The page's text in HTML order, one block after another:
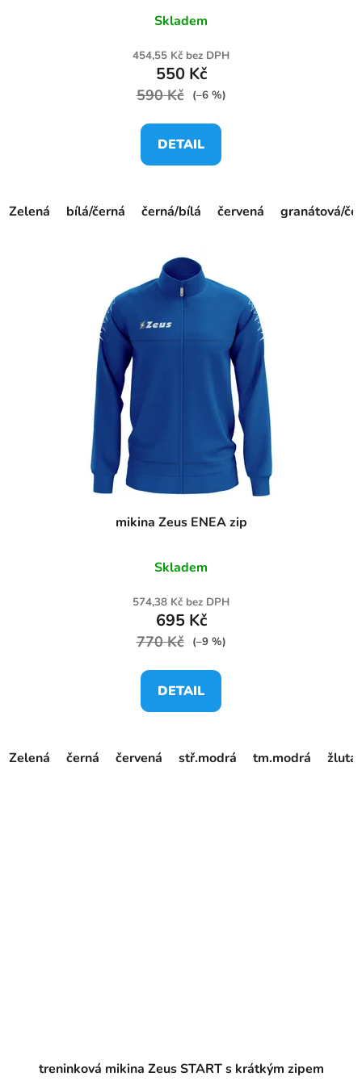
Skladem
454,55 Kč bez DPH
550 Kč
590 Kč (–6 %)
DETAIL
Zelená bílá/černá černá/bílá červená granátová/
mikina Zeus ENEA zip
Skladem
574,38 Kč bez DPH
695 Kč
770 Kč (–9 %)
DETAIL
Zelená černá červená stř.modrá tm.modrá žlutá
treninková mikina Zeus START s krátkým zipem